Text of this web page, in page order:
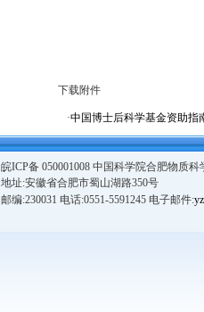
下载附件
·中国博士后科学基金资助指
皖ICP备 050001008 中国科学院合肥物质
地址:安徽省合肥市蜀山湖路350号
邮编:230031 电话:0551-5591245 电子邮件: